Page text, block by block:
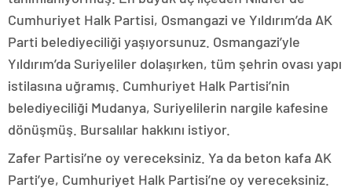
Cumhuriyet Halk Partisi, Osmangazi ve Yıldırım’da AK
Parti belediyeciliği yaşıyorsunuz. Osmangazi’yle
Yıldırım’da Suriyeliler dolaşırken, tüm şehrin ovası yapı
istilasına uğramış. Cumhuriyet Halk Partisi’nin
belediyeciliği Mudanya, Suriyelilerin nargile kafesine
dönüşmüş. Bursalılar hakkını istiyor.
Zafer Partisi’ne oy vereceksiniz. Ya da beton kafa AK
Parti’ye, Cumhuriyet Halk Partisi’ne oy vereceksiniz.